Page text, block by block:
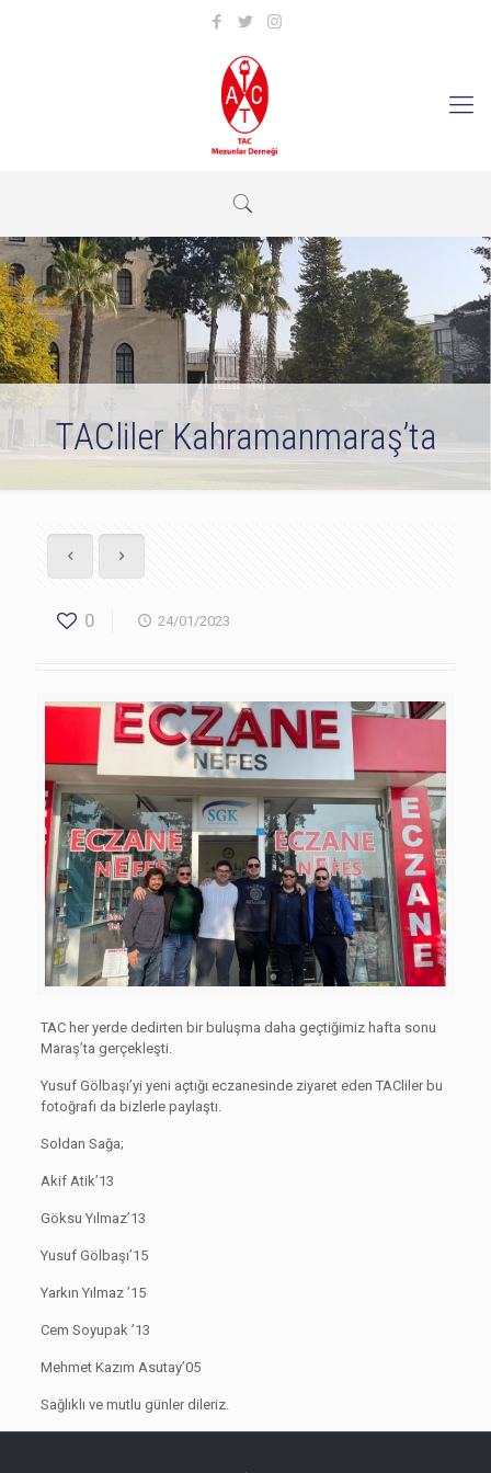
TACliler Kahramanmaraş’ta
0 24/01/2023
TAC her yerde dedirten bir buluşma daha geçtiğimiz hafta sonu
Maraş’ta gerçekleşti.
Yusuf Gölbaşı’yi yeni açtığı eczanesinde ziyaret eden TACliler bu
fotoğrafı da bizlerle paylaştı.
Soldan Sağa;
Akif Atik’13
Göksu Yılmaz’13
Yusuf Gölbaşı’15
Yarkın Yılmaz ’15
Cem Soyupak ’13
Mehmet Kazım Asutay’05
Sağlıklı ve mutlu günler dileriz.